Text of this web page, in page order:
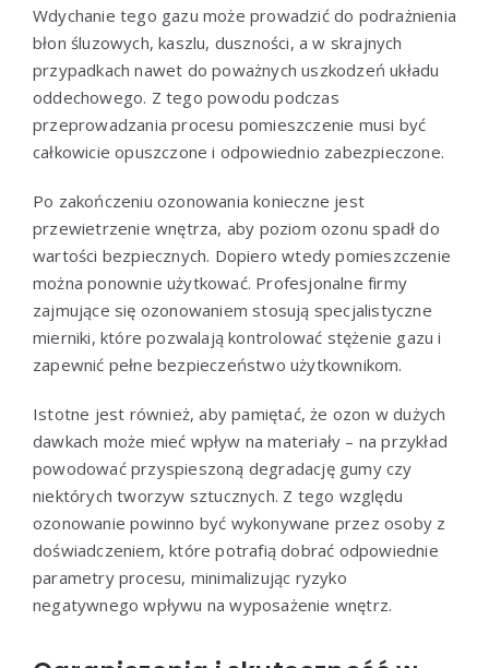
Wdychanie tego gazu może prowadzić do podrażnienia
błon śluzowych, kaszlu, duszności, a w skrajnych
przypadkach nawet do poważnych uszkodzeń układu
oddechowego. Z tego powodu podczas
przeprowadzania procesu pomieszczenie musi być
całkowicie opuszczone i odpowiednio zabezpieczone.
Po zakończeniu ozonowania konieczne jest
przewietrzenie wnętrza, aby poziom ozonu spadł do
wartości bezpiecznych. Dopiero wtedy pomieszczenie
można ponownie użytkować. Profesjonalne firmy
zajmujące się ozonowaniem stosują specjalistyczne
mierniki, które pozwalają kontrolować stężenie gazu i
zapewnić pełne bezpieczeństwo użytkownikom.
Istotne jest również, aby pamiętać, że ozon w dużych
dawkach może mieć wpływ na materiały – na przykład
powodować przyspieszoną degradację gumy czy
niektórych tworzyw sztucznych. Z tego względu
ozonowanie powinno być wykonywane przez osoby z
doświadczeniem, które potrafią dobrać odpowiednie
parametry procesu, minimalizując ryzyko
negatywnego wpływu na wyposażenie wnętrz.